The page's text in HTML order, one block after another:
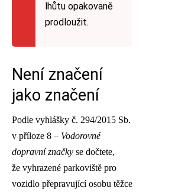
lhůtu opakovaně
prodloužit.
Není značení
jako značení
Podle vyhlášky č. 294/2015 Sb.
v příloze 8 – Vodorovné
dopravní značky se dočtete,
že vyhrazené parkoviště pro
vozidlo přepravující osobu těžce